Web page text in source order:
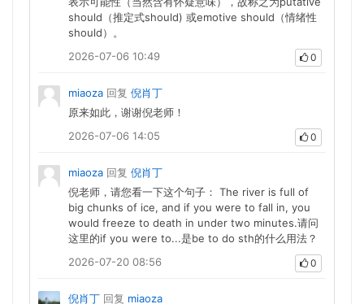
should（推定式should) 或emotive should（情绪性
should）。
2026-07-06 10:49
0
miaoza 回复 倪肖丁
原来如此，谢谢倪老师！
2026-07-06 14:05
0
miaoza 回复 倪肖丁
倪老师，请您看一下这个句子： The river is full of
big chunks of ice, and if you were to fall in, you
would freeze to death in under two minutes.请问
这里的if you were to...是be to do sth的什么用法？
2026-07-20 08:56
0
倪肖丁 回复 miaoza